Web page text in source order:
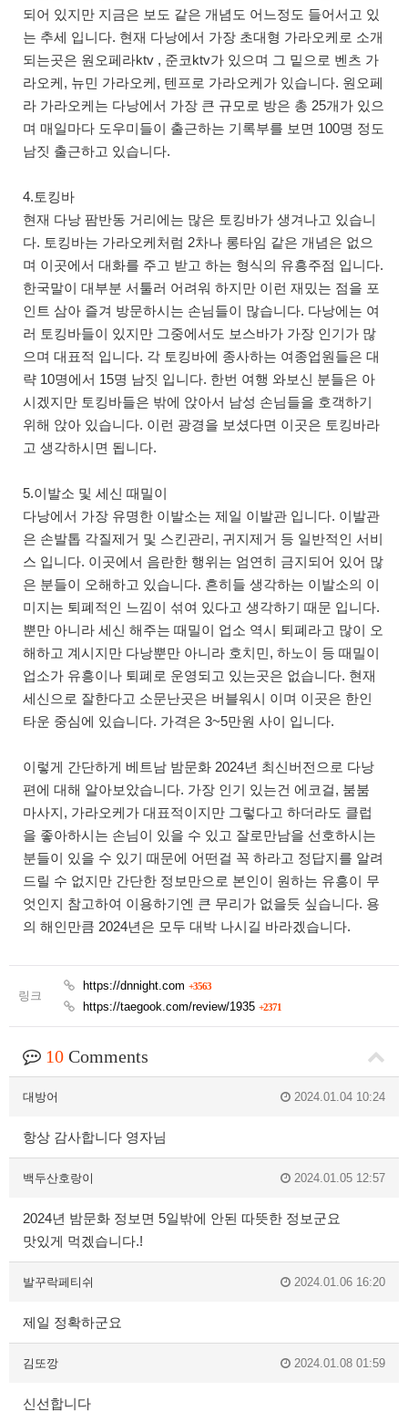
되어 있지만 지금은 보도 같은 개념도 어느정도 들어서고 있
는 추세 입니다. 현재 다낭에서 가장 초대형 가라오케로 소개
되는곳은 원오페라ktv , 준코ktv가 있으며 그 밑으로 벤츠 가
라오케, 뉴민 가라오케, 텐프로 가라오케가 있습니다. 원오페
라 가라오케는 다낭에서 가장 큰 규모로 방은 총 25개가 있으
며 매일마다 도우미들이 출근하는 기록부를 보면 100명 정도
남짓 출근하고 있습니다.
4.토킹바
현재 다낭 팜반동 거리에는 많은 토킹바가 생겨나고 있습니
다. 토킹바는 가라오케처럼 2차나 롱타임 같은 개념은 없으
며 이곳에서 대화를 주고 받고 하는 형식의 유흥주점 입니다.
한국말이 대부분 서툴러 어려워 하지만 이런 재밌는 점을 포
인트 삼아 즐겨 방문하시는 손님들이 많습니다. 다낭에는 여
러 토킹바들이 있지만 그중에서도 보스바가 가장 인기가 많
으며 대표적 입니다. 각 토킹바에 종사하는 여종업원들은 대
략 10명에서 15명 남짓 입니다. 한번 여행 와보신 분들은 아
시겠지만 토킹바들은 밖에 앉아서 남성 손님들을 호객하기
위해 앉아 있습니다. 이런 광경을 보셨다면 이곳은 토킹바라
고 생각하시면 됩니다.
5.이발소 및 세신 때밀이
다낭에서 가장 유명한 이발소는 제일 이발관 입니다. 이발관
은 손발톱 각질제거 및 스킨관리, 귀지제거 등 일반적인 서비
스 입니다. 이곳에서 음란한 행위는 엄연히 금지되어 있어 많
은 분들이 오해하고 있습니다. 흔히들 생각하는 이발소의 이
미지는 퇴폐적인 느낌이 섞여 있다고 생각하기 때문 입니다.
뿐만 아니라 세신 해주는 때밀이 업소 역시 퇴폐라고 많이 오
해하고 계시지만 다낭뿐만 아니라 호치민, 하노이 등 때밀이
업소가 유흥이나 퇴폐로 운영되고 있는곳은 없습니다. 현재
세신으로 잘한다고 소문난곳은 버블워시 이며 이곳은 한인
타운 중심에 있습니다. 가격은 3~5만원 사이 입니다.
이렇게 간단하게 베트남 밤문화 2024년 최신버전으로 다낭
편에 대해 알아보았습니다. 가장 인기 있는건 에코걸, 붐붐
마사지, 가라오케가 대표적이지만 그렇다고 하더라도 클럽
을 좋아하시는 손님이 있을 수 있고 잘로만남을 선호하시는
분들이 있을 수 있기 때문에 어떤걸 꼭 하라고 정답지를 알려
드릴 수 없지만 간단한 정보만으로 본인이 원하는 유흥이 무
엇인지 참고하여 이용하기엔 큰 무리가 없을듯 싶습니다. 용
의 해인만큼 2024년은 모두 대박 나시길 바라겠습니다.
링크
https://dnnight.com +3563
https://taegook.com/review/1935 +2371
10 Comments
대방어 2024.01.04 10:24
항상 감사합니다 영자님
백두산호랑이 2024.01.05 12:57
2024년 밤문화 정보면 5일밖에 안된 따뜻한 정보군요
맛있게 먹겠습니다.!
발꾸락페티쉬 2024.01.06 16:20
제일 정확하군요
김또깡 2024.01.08 01:59
신선합니다